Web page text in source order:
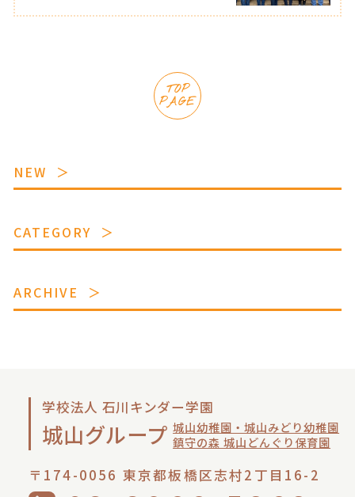
TOP
PAGE
NEW
CATEGORY
ARCHIVE
学校法人 石川キンダー学園
城山グループ 城山幼稚園・城山みどり幼稚園
鎮守の森 城山どんぐり保育園
〒174-0056 東京都板橋区志村2丁目16-2